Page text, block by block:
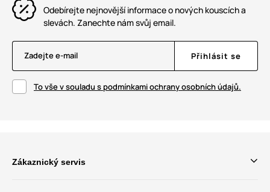
Odebírejte nejnovější informace o nových kouscích a
slevách. Zanechte nám svůj email.
Zadejte e-mail Přihlásit se
To vše v souladu s podmínkami ochrany osobních údajů.
Zákaznický servis